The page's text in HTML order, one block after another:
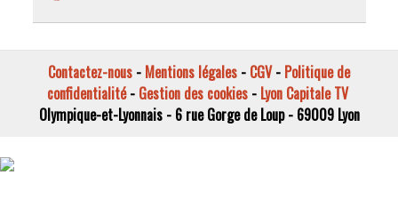
Contactez-nous - Mentions légales - CGV- Politique de
confidentialité- Gestion des cookies- Lyon Capitale TV
Olympique-et-Lyonnais - 6 rue Gorge de Loup - 69009 Lyon